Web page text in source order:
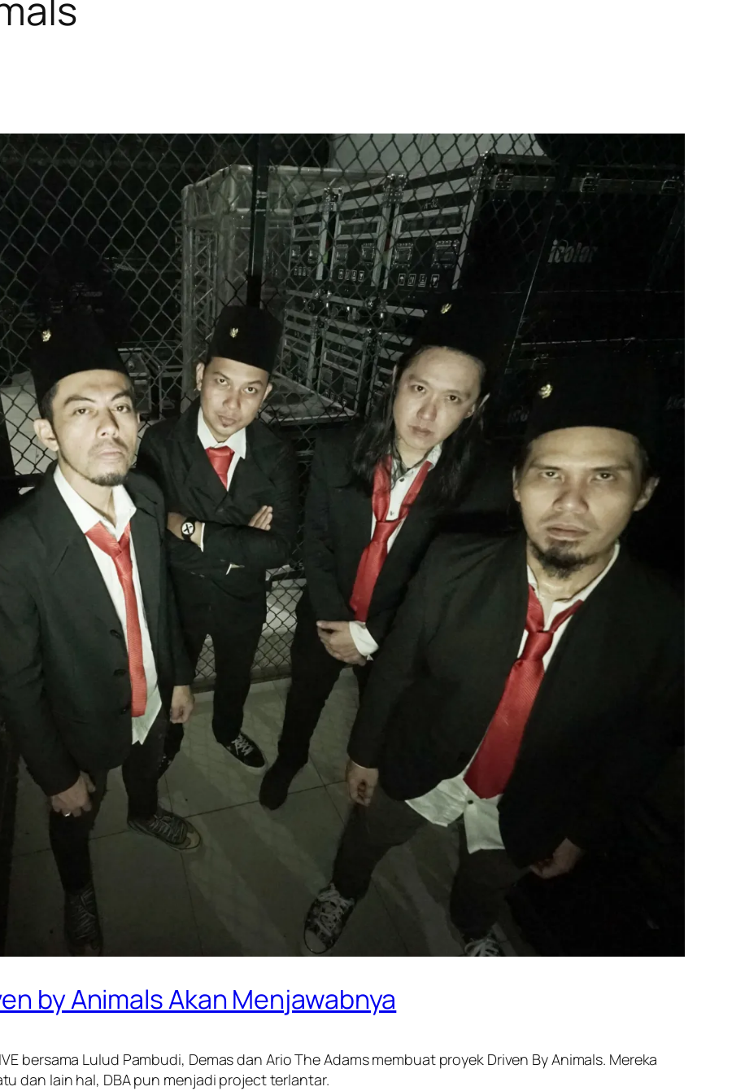
by Animals Akan Menjawabnya
bersama Lulud Pambudi, Demas dan Ario The Adams membuat proyek Driven By Animals. Mereka
dan lain hal, DBA pun menjadi project terlantar.